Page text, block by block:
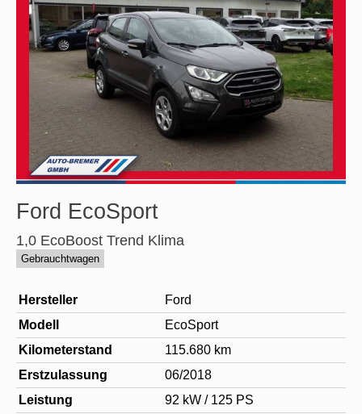
Ford EcoSport
1,0 EcoBoost Trend Klima
Gebrauchtwagen
Hersteller
Ford
Modell
EcoSport
Kilometerstand
115.680 km
Erstzulassung
06/2018
Leistung
92 kW / 125 PS